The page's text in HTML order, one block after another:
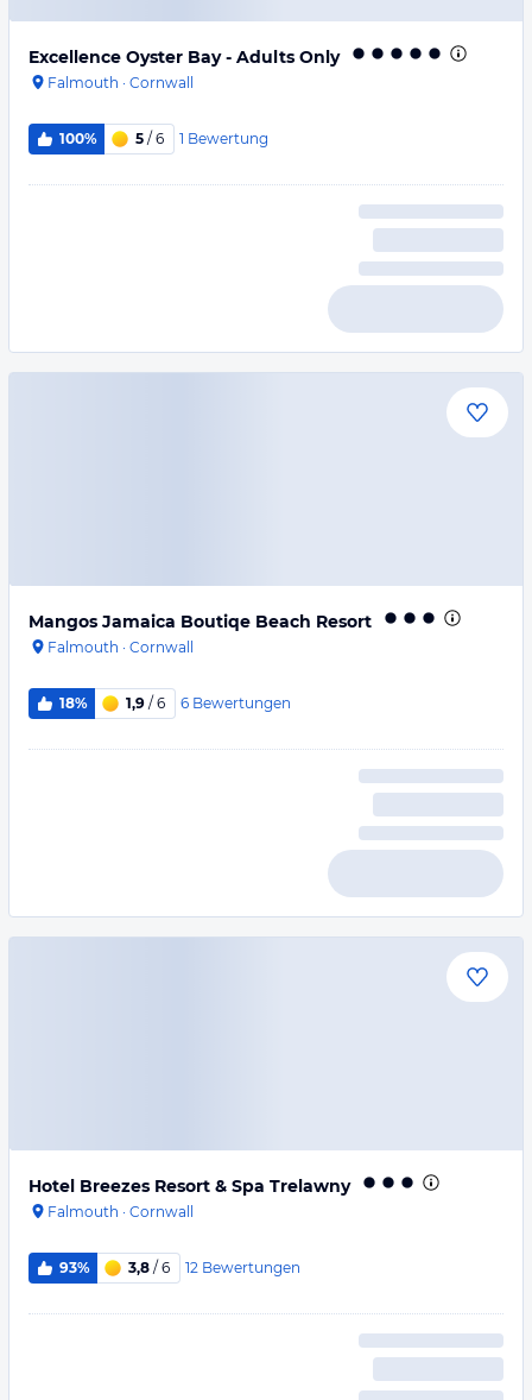
Excellence Oyster Bay - Adults Only
Falmouth · Cornwall
100% 5 / 6 1 Bewertung
Mangos Jamaica Boutiqe Beach Resort
Falmouth · Cornwall
18% 1,9 / 6 6 Bewertungen
Hotel Breezes Resort & Spa Trelawny
Falmouth · Cornwall
93% 3,8 / 6 12 Bewertungen